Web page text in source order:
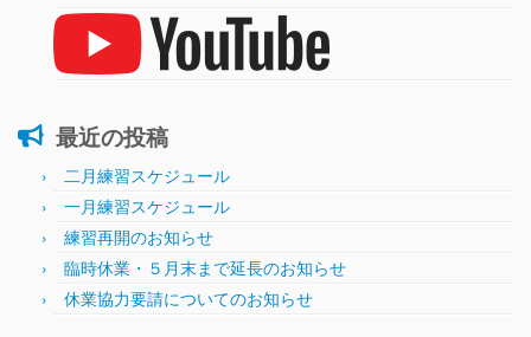
最近の投稿
二月練習スケジュール
一月練習スケジュール
練習再開のお知らせ
臨時休業・５月末まで延長のお知らせ
休業協力要請についてのお知らせ